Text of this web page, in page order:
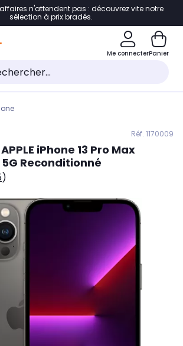
à la navigation
au pied de page
au chatbot
n'attendent pas : découvrez vite notre
sélection à prix bradés.
Me connecterPanier
Réf. 1170009
APPLE iPhone 13 Pro Max
Reconditionné
)